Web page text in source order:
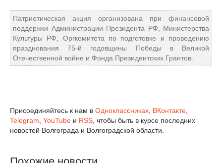
Патриотическая акция организована при финансовой
поддержки Администрации Президента РФ, Министерства
Культуры РФ, Оргкомитета по подготовке и проведению
празднования 75-й годовщины Победы в Великой
Отечественной войне и Фонда Президентских Грантов.
Присоединяйтесь к нам в Одноклассниках ВКонтакте
Telegram YouTube и RSS , чтобы быть в курсе последних
новостей Волгограда и Волгоградской области.